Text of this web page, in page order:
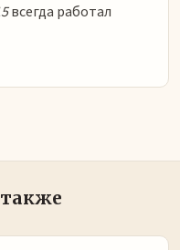
всегда работал